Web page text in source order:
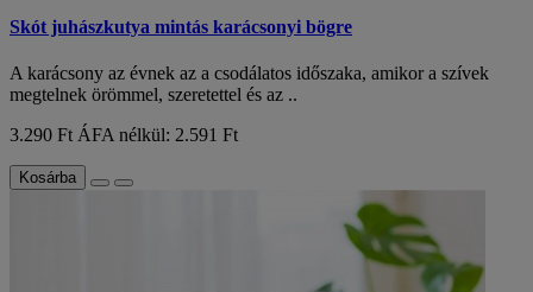
Skót juhászkutya mintás karácsonyi bögre
A karácsony az évnek az a csodálatos időszaka, amikor a szívek
megtelnek örömmel, szeretettel és az ..
3.290 Ft ÁFA nélkül: 2.591 Ft
Kosárba